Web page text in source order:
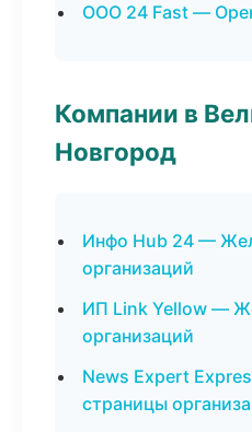
ООО 24 Fast —
Компании в
Новгород
Инфо Hub 24 —
организаций
ИП Link Yellow —
организаций
News Expert
страницы